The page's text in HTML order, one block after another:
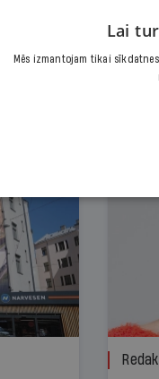
Lai
Mēs izmantojam tikai